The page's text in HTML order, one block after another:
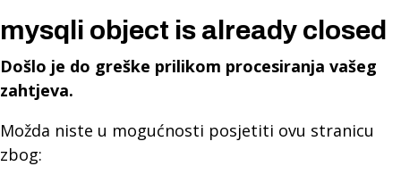
mysqli object is already closed
Došlo je do greške prilikom procesiranja vašeg
zahtjeva.
Možda niste u mogućnosti posjetiti ovu stranicu
zbog: